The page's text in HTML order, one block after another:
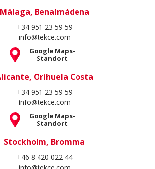
Alicante, Orihuela Costa
+34 951 23 59 59
info@tekce.com
Google Maps-
Standort
Stockholm, Bromma
+46 8 420 022 44
info@tekce.com
Google Maps-
Standort
Folgen Sie Uns